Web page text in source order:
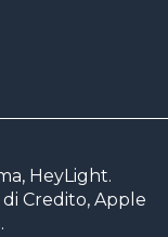
HeyLight.
Credito, Apple